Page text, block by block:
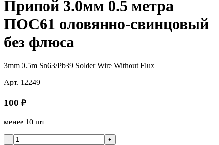
Припой 3.0мм 0.5 метра
ПОС61 оловянно-свинцовый
без флюса
3mm 0.5m Sn63/Pb39 Solder Wire Without Flux
Арт. 12249
100 ₽
менее 10 шт.
-
+